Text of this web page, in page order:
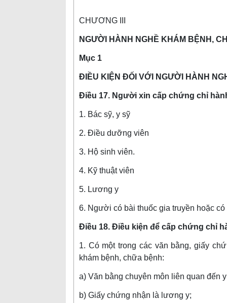
CHƯƠNG III
NGƯỜI HÀNH NGHỀ KHÁM BỆNH,
Mục 1
ĐIỀU KIỆN ĐỐI VỚI NGƯỜI HÀNH
Điều 17. Người xin cấp chứng chỉ
1. Bác sỹ, y sỹ
2. Điều dưỡng viên
3. Hộ sinh viên.
4. Kỹ thuật viên
5. Lương y
6. Người có bài thuốc gia truyền hoặc
Điều 18. Điều kiện để cấp chứng chỉ
1. Có một trong các văn bằng, giấy
khám bệnh, chữa bệnh:
a) Văn bằng chuyên môn liên quan đến
b) Giấy chứng nhận là lương y;